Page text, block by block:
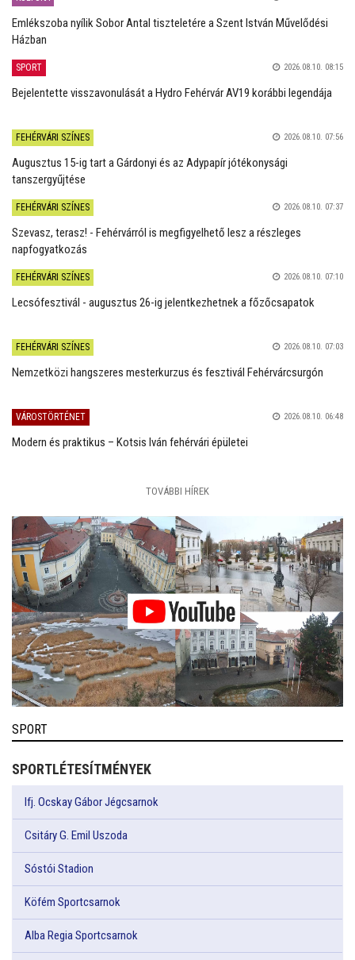
Emlékszoba nyílik Sobor Antal tiszteletére a Szent István Művelődési
Házban
SPORT 2026.08.10. 08:15
Bejelentette visszavonulását a Hydro Fehérvár AV19 korábbi legendája
FEHÉRVÁRI SZÍNES 2026.08.10. 07:56
Augusztus 15-ig tart a Gárdonyi és az Adypapír jótékonysági
tanszergyűjtése
FEHÉRVÁRI SZÍNES 2026.08.10. 07:37
Szevasz, terasz! - Fehérvárról is megfigyelhető lesz a részleges
napfogyatkozás
FEHÉRVÁRI SZÍNES 2026.08.10. 07:10
Lecsófesztivál - augusztus 26-ig jelentkezhetnek a főzőcsapatok
FEHÉRVÁRI SZÍNES 2026.08.10. 07:03
Nemzetközi hangszeres mesterkurzus és fesztivál Fehérvárcsurgón
VÁROSTÖRTÉNET 2026.08.10. 06:48
Modern és praktikus – Kotsis Iván fehérvári épületei
TOVÁBBI HÍREK
SPORT
SPORTLÉTESÍTMÉNYEK
Ifj. Ocskay Gábor Jégcsarnok
Csitáry G. Emil Uszoda
Sóstói Stadion
Köfém Sportcsarnok
Alba Regia Sportcsarnok